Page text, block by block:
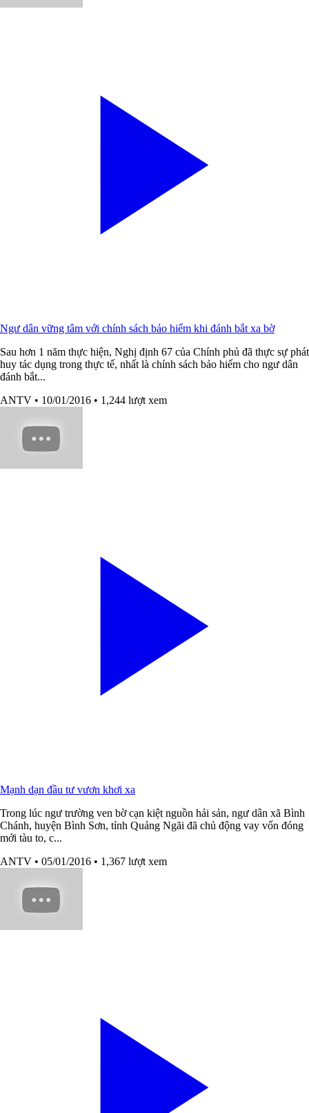
Ngư dân vững tâm với chính sách bảo hiểm khi đánh bắt xa bờ
Sau hơn 1 năm thực hiện, Nghị định 67 của Chính phủ đã thực sự phát
huy tác dụng trong thực tế, nhất là chính sách bảo hiểm cho ngư dân
đánh bắt...
ANTV • 10/01/2016 • 1,244 lượt xem
Mạnh dạn đầu tư vươn khơi xa
Trong lúc ngư trường ven bờ cạn kiệt nguồn hải sản, ngư dân xã Bình
Chánh, huyện Bình Sơn, tỉnh Quảng Ngãi đã chủ động vay vốn đóng
mới tàu to, c...
ANTV • 05/01/2016 • 1,367 lượt xem